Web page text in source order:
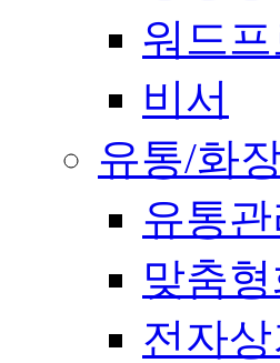
워드
비서
유통/화
유통
맞춤
전자